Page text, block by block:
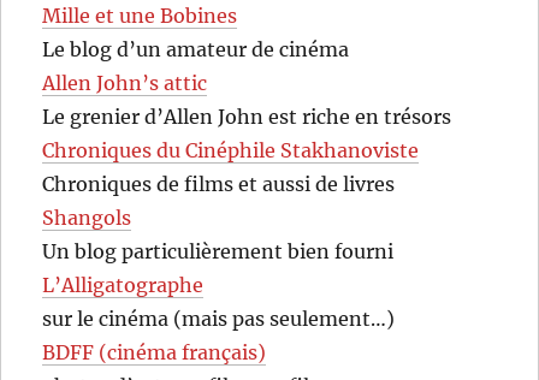
Mille et une Bobines
Le blog d’un amateur de cinéma
Allen John’s attic
Le grenier d’Allen John est riche en trésors
Chroniques du Cinéphile Stakhanoviste
Chroniques de films et aussi de livres
Shangols
Un blog particulièrement bien fourni
L’Alligatographe
sur le cinéma (mais pas seulement…)
BDFF (cinéma français)